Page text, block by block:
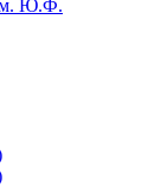
Ю.Ф.